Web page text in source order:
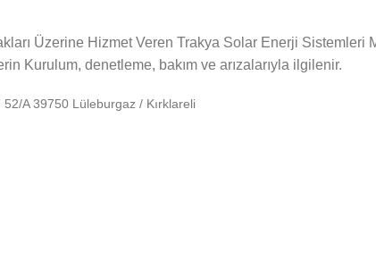
Üzerine Hizmet Veren Trakya Solar Enerji Sistemleri
Kurulum, denetleme, bakım ve arızalarıyla ilgilenir.
A 39750 Lüleburgaz / Kırklareli